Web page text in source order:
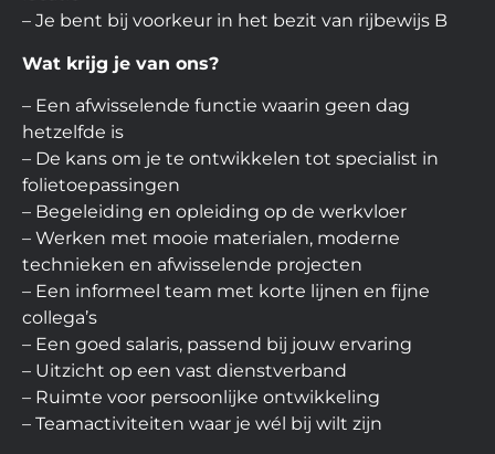
– Je bent bij voorkeur in het bezit van rijbewijs B
Wat krijg je van ons?
– Een afwisselende functie waarin geen dag
hetzelfde is
– De kans om je te ontwikkelen tot specialist in
folietoepassingen
– Begeleiding en opleiding op de werkvloer
– Werken met mooie materialen, moderne
technieken en afwisselende projecten
– Een informeel team met korte lijnen en fijne
collega’s
– Een goed salaris, passend bij jouw ervaring
– Uitzicht op een vast dienstverband
– Ruimte voor persoonlijke ontwikkeling
– Teamactiviteiten waar je wél bij wilt zijn